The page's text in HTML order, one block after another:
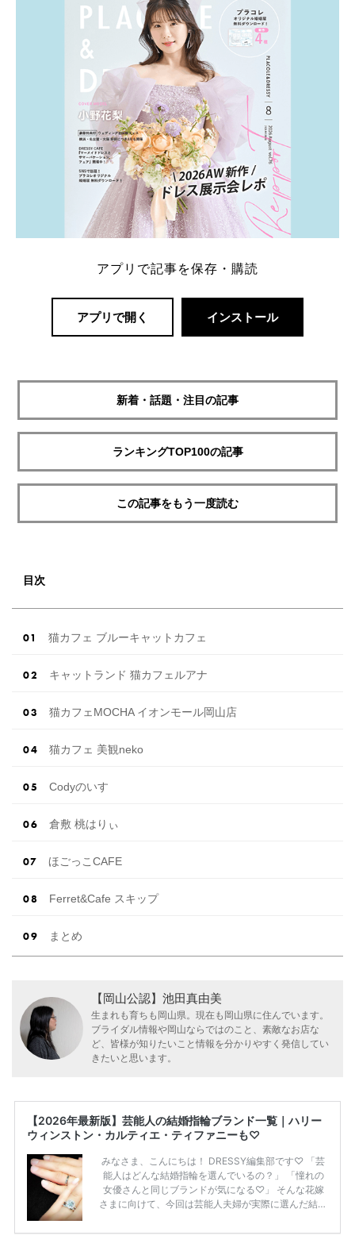
アプリで記事を保存・購読
アプリで開く インストール
新着・話題・注目の記事
ランキングTOP100の記事
この記事をもう一度読む
目次
猫カフェ ブルーキャットカフェ
キャットランド 猫カフェルアナ
猫カフェMOCHA イオンモール岡山店
猫カフェ 美観neko
Codyのいす
倉敷 桃はりぃ
ほごっこCAFE
Ferret&Cafe スキップ
まとめ
【岡山公認】池田真由美
生まれも育ちも岡山県。現在も岡山県に住んでいます。
ブライダル情報や岡山ならではのこと、素敵なお店な
ど、皆様が知りたいこと情報を分かりやすく発信してい
きたいと思います。
【2026年最新版】芸能人の結婚指輪ブランド一覧｜ハリー
ウィンストン・カルティエ・ティファニーも♡
みなさま、こんにちは！ DRESSY編集部です♡ 「芸
能人はどんな結婚指輪を選んでいるの？」 「憧れの
女優さんと同じブランドが気になる♡」 そんな花嫁
さまに向けて、今回は芸能人夫婦が実際に選んだ結婚
ーウィンストンやカルティエ、ティファニーなど世界